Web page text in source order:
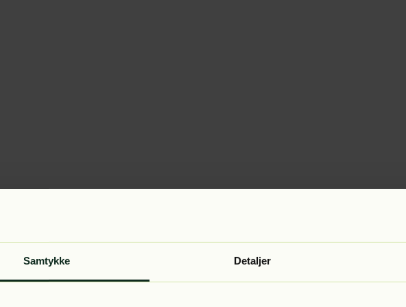
Samtykke Detaljer